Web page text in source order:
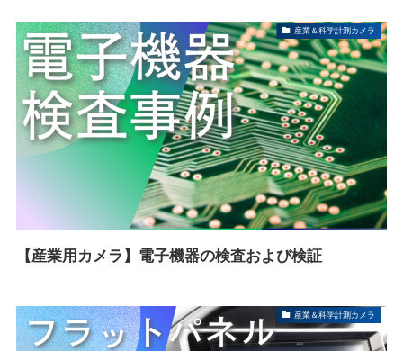
産業＆科学計測カメラ
【産業用カメラ】電子機器の検査および検証
産業＆科学計測カメラ